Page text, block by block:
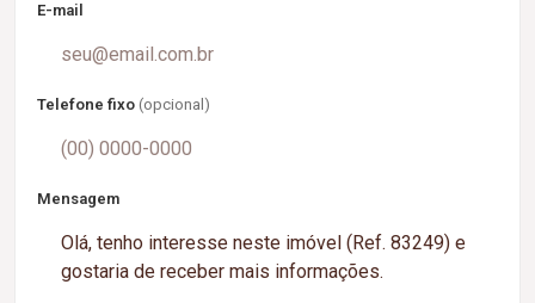
E-mail
Telefone fixo (opcional)
Mensagem